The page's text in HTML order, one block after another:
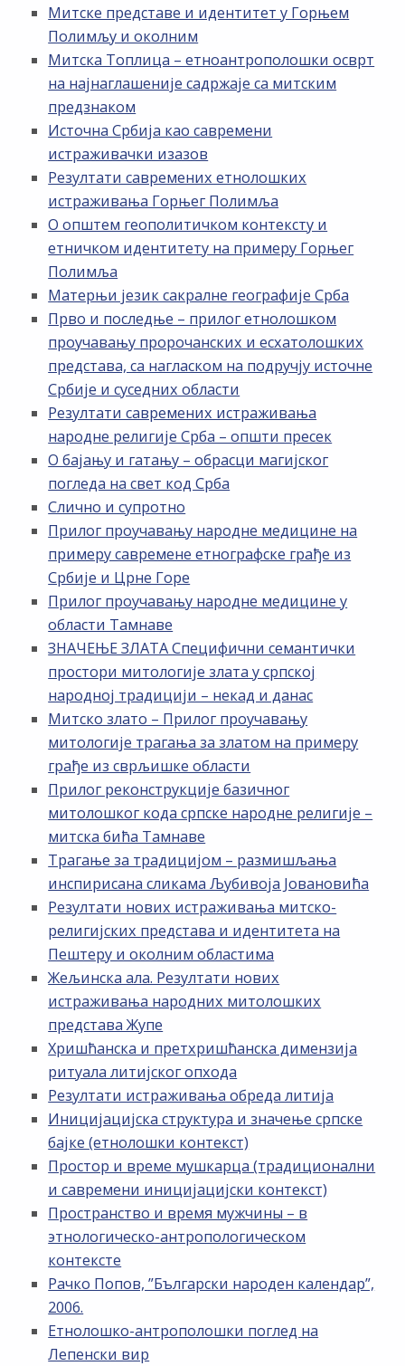
Митске представе и идентитет у Горњем
Полимљу и околним
Митска Топлица – етноантрополошки осврт
на најнаглашеније садржаје са митским
предзнаком
Источна Србија као савремени
истраживачки изазов
Резултати савремених етнолошких
истраживања Горњег Полимља
О општем геополитичком контексту и
етничком идентитету на примеру Горњег
Полимља
Матерњи језик сакралне географије Срба
Прво и последње – прилог етнолошком
проучавању пророчанских и есхатолошких
представа, са нагласком на подручју источне
Србије и суседних области
Резултати савремених истраживања
народне религије Срба – општи пресек
О бајању и гатању – обрасци магијског
погледа на свет код Срба
Слично и супротно
Прилог проучавању народне медицине на
примеру савремене етнографске грађе из
Србије и Црне Горе
Прилог проучавању народне медицине у
области Тамнаве
ЗНАЧЕЊЕ ЗЛАТА Специфични семантички
простори митологије злата у српској
народној традицији – некад и данас
Митско злато – Прилог проучавању
митологије трагања за златом на примеру
грађе из сврљишке области
Прилог реконструкције базичног
митолошког кода српске народне религије –
митска бића Тамнаве
Трагање за традицијом – размишљања
инспирисана сликама Љубивоја Јовановића
Резултати нових истраживања митско-
религијских представа и идентитета на
Пештеру и околним областима
Жељинска ала. Резултати нових
истраживања народних митолошких
представа Жупе
Хришћанска и претхришћанска димензија
ритуала литијског опхода
Резултати истраживања обреда литија
Иницијацијска структура и значење српске
бајке (етнолошки контекст)
Простор и време мушкарца (традиционални
и савремени иницијацијски контекст)
Пространство и время мужчины – в
этнологическо-антропологическом
контексте
Рачко Попов, ”Български народен календар”,
2006.
Етнолошко-антрополошки поглед на
Лепенски вир